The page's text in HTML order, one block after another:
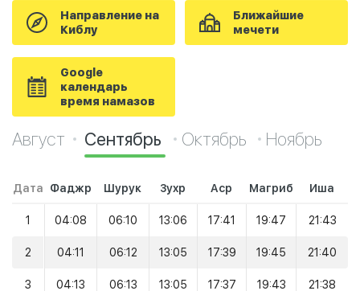
Направление на
Киблу
Ближайшие
мечети
Google
календарь
время намазов
Август Сентябрь Октябрь Ноябрь
Дата Фаджр Шурук Зухр Аср Магриб Иша
1 04:08 06:10 13:06 17:41 19:47 21:43
2 04:11 06:12 13:05 17:39 19:45 21:40
3 04:13 06:13 13:05 17:37 19:43 21:38